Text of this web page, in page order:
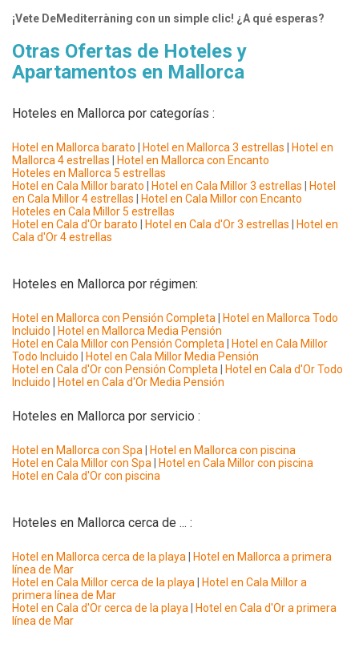
¡Vete DeMediterràning con un simple clic! ¿A qué esperas?
Otras Ofertas de Hoteles y
Apartamentos en Mallorca
Hoteles en Mallorca por categorías :
Hotel en Mallorca barato Hotel en Mallorca 3 estrellas
Hotel en
Mallorca 4 estrellas
Hotel en Mallorca con Encanto
Hoteles en Mallorca 5 estrellas
Hotel en Cala Millor barato
Hotel en Cala Millor 3 estrellas
Hotel
en Cala Millor 4 estrellas
Hotel en Cala Millor con Encanto
Hoteles en Cala Millor 5 estrellas
Hotel en Cala d'Or barato
Hotel en Cala d'Or 3 estrellas
Hotel en
Cala d'Or 4 estrellas
Hoteles en Mallorca por régimen:
Hotel en Mallorca con Pensión Completa
Hotel en Mallorca Todo
Incluido
Hotel en Mallorca Media Pensión
Hotel en Cala Millor con Pensión Completa
Hotel en Cala Millor
Todo Incluido
Hotel en Cala Millor Media Pensión
Hotel en Cala d'Or con Pensión Completa
Hotel en Cala d'Or Todo
Incluido
Hotel en Cala d'Or Media Pensión
Hoteles en Mallorca por servicio :
Hotel en Mallorca con Spa
Hotel en Mallorca con piscina
Hotel en Cala Millor con Spa
Hotel en Cala Millor con piscina
Hotel en Cala d'Or con piscina
Hoteles en Mallorca cerca de ... :
Hotel en Mallorca cerca de la playa
Hotel en Mallorca a primera
línea de Mar
Hotel en Cala Millor cerca de la playa
Hotel en Cala Millor a
primera línea de Mar
Hotel en Cala d'Or cerca de la playa
Hotel en Cala d'Or a primera
línea de Mar